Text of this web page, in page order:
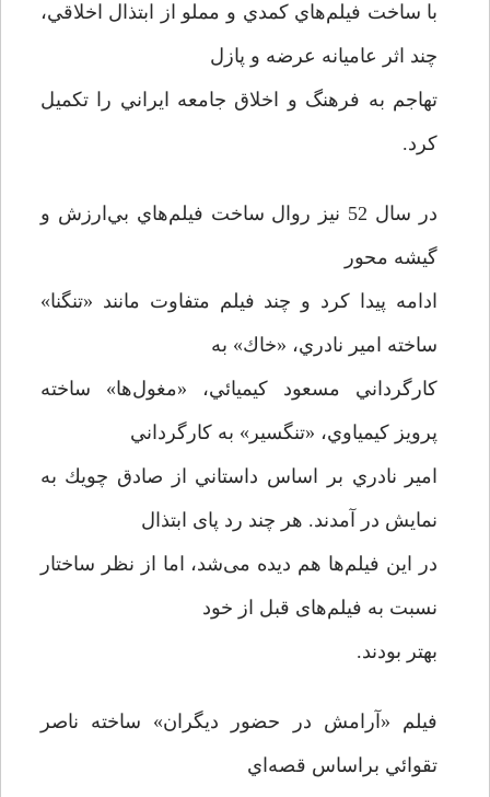
با ساخت فيلم‌هاي كمدي و مملو از ابتذال اخلاقي،
چند اثر عاميانه عرضه و پازل
تهاجم به فرهنگ و اخلاق جامعه ايراني را تكميل
کرد.
در سال 52 نيز روال ساخت فيلم‌هاي بي‌ارزش و
گيشه ‌محور
ادامه پیدا کرد و چند فيلم متفاوت مانند «تنگنا»
ساخته امير نادري، «خاك» به
كارگرداني مسعود كيميائي، «مغول‌ها» ساخته
پرويز كيمياوي، «تنگسير» به كارگرداني
امير نادري بر اساس داستاني از صادق چويك به
نمایش در آمدند. هر چند رد پای ابتذال
در این فیلم‌ها هم دیده می‌شد، اما از نظر ساختار
نسبت به فیلم‌های قبل از خود
بهتر‌ بودند.
فيلم «آرامش در حضور ديگران» ساخته ناصر
تقوائي براساس قصه‌اي